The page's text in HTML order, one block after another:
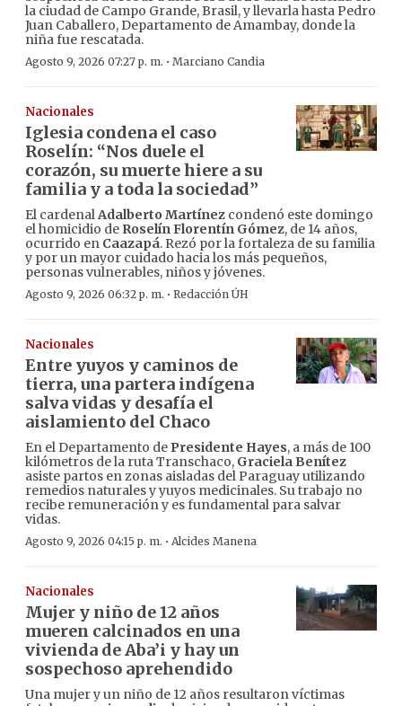
la ciudad de Campo Grande, Brasil, y llevarla hasta Pedro
Juan Caballero, Departamento de Amambay, donde la
niña fue rescatada.
Agosto 9, 2026 07:27 p. m. · Marciano Candia
Nacionales
Iglesia condena el caso
Roselín: “Nos duele el
corazón, su muerte hiere a su
familia y a toda la sociedad”
El cardenalAdalberto Martínez condenó este domingo
el homicidio de Roselín Florentín Gómez, de 14 años,
ocurrido en Caazapá. Rezó por la fortaleza de su familia
y por un mayor cuidado hacia los más pequeños,
personas vulnerables, niños y jóvenes.
Agosto 9, 2026 06:32 p. m. · Redacción ÚH
Nacionales
Entre yuyos y caminos de
tierra, una partera indígena
salva vidas y desafía el
aislamiento del Chaco
En el Departamento de Presidente Hayes, a más de 100
kilómetros de la ruta Transchaco, Graciela Benítez
asiste partos en zonas aisladas del Paraguay utilizando
remedios naturales y yuyos medicinales. Su trabajo no
recibe remuneración y es fundamental para salvar
vidas.
Agosto 9, 2026 04:15 p. m. · Alcides Manena
Nacionales
Mujer y niño de 12 años
mueren calcinados en una
vivienda de Aba’i y hay un
sospechoso aprehendido
Una mujer y un niño de 12 años resultaron víctimas